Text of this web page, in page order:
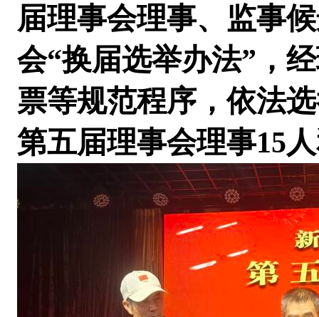
届理事会理事、监事
会“换届选举办法”，
票等规范程序，依法
第五届理事会理事15